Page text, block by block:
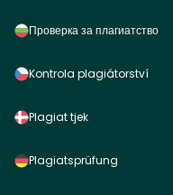
Проверка за плагиатство
Kontrola plagiátorství
Plagiat tjek
Plagiatsprüfung